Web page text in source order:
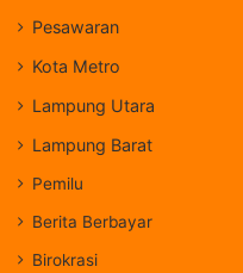
Pesawaran
Kota Metro
Lampung Utara
Lampung Barat
Pemilu
Berita Berbayar
Birokrasi